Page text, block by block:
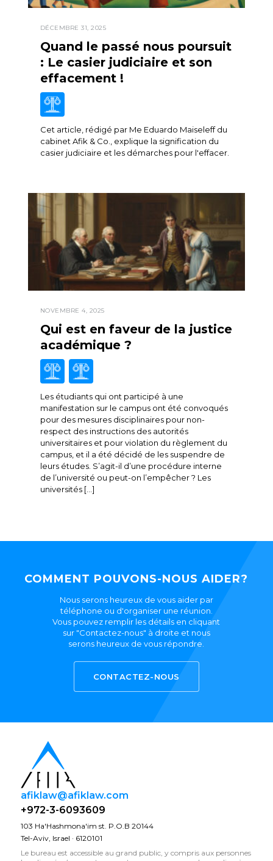
DÉCEMBRE 31, 2025
Quand le passé nous poursuit
: Le casier judiciaire et son
effacement !
Cet article, rédigé par Me Eduardo Maiseleff du
cabinet Afik & Co., explique la signification du
casier judiciaire et les démarches pour l'effacer.
NOVEMBRE 4, 2025
Qui est en faveur de la justice
académique ?
Les étudiants qui ont participé à une
manifestation sur le campus ont été convoqués
pour des mesures disciplinaires pour non-
respect des instructions des autorités
universitaires et pour violation du règlement du
campus, et il a été décidé de les suspendre de
leurs études. S’agit-il d’une procédure interne
de l’université ou peut-on l’empêcher ? Les
universités […]
COMMENT POUVONS-NOUS AIDER?
Nous serons heureux de vous aider par
téléphone ou d'organiser une réunion.
Vous pouvez remplir les détails en cliquant
sur "Contactez-nous" à droite et nous
serons heureux de vous répondre.
CONTACTEZ-NOUS
afiklaw@afiklaw.com
+972-3-6093609
103 Ha'Hashmona'im st. P.O.B 20144
Tel-Aviv, Israel · 6120101
Le bureau est accessible au grand public, y compris aux personnes